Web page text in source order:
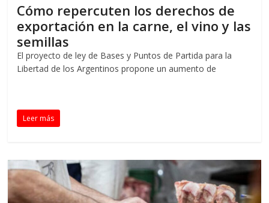
Cómo repercuten los derechos de
exportación en la carne, el vino y las
semillas
El proyecto de ley de Bases y Puntos de Partida para la
Libertad de los Argentinos propone un aumento de
Leer más